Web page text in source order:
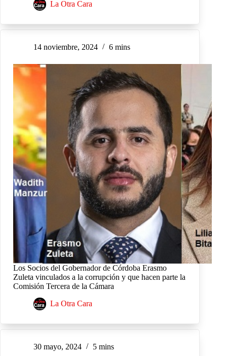
La Otra Cara
14 noviembre, 2024 6 mins
Los Socios del Gobernador de Córdoba Erasmo
Zuleta vinculados a la corrupción y que hacen parte la
Comisión Tercera de la Cámara
La Otra Cara
30 mayo, 2024 5 mins